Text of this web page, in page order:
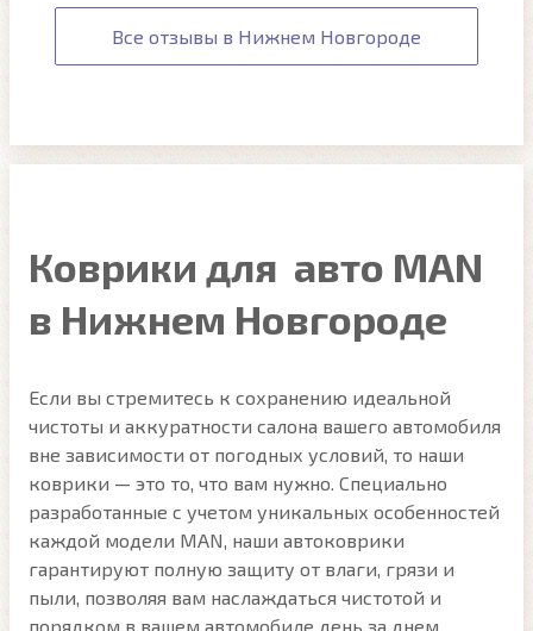
Все отзывы в Нижнем Новгороде
Коврики для авто MAN
в Нижнем Новгороде
Если вы стремитесь к сохранению идеальной
чистоты и аккуратности салона вашего автомобиля
вне зависимости от погодных условий, то наши
коврики — это то, что вам нужно. Специально
разработанные с учетом уникальных особенностей
каждой модели MAN, наши автоковрики
гарантируют полную защиту от влаги, грязи и
пыли, позволяя вам наслаждаться чистотой и
порядком в вашем автомобиле день за днем.